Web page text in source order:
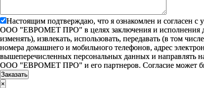
Настоящим подтверждаю, что я ознакомлен и согласен
ООО "ЕВРОМЕТ ПРО" в целях заключения и исполнения
изменять), извлекать, использовать, передавать (в том
номера домашнего и мобильного телефонов, адрес
вышеперечисленных персональных данных и направлять
ООО "ЕВРОМЕТ ПРО" и его партнеров. Согласие может
×